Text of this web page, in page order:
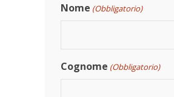
Nome (Obbligatorio)
Cognome (Obbligatorio)